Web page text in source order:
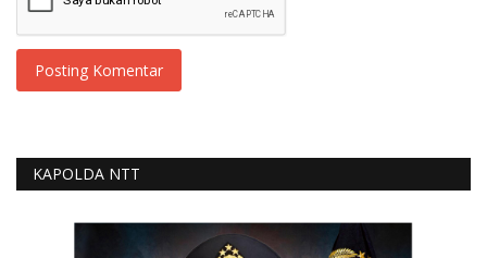
Posting Komentar
KAPOLDA NTT